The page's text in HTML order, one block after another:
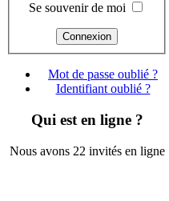
Se souvenir de moi
Mot de passe oublié ?
Identifiant oublié ?
Qui est en ligne ?
Nous avons 22 invités en ligne